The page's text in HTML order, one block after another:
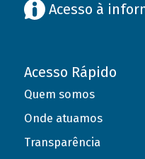
Acesso à
Acesso Rápido
Quem somos
Onde atuamos
Transparência